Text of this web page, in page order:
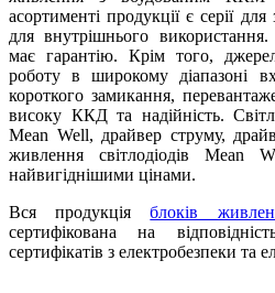
асортименті продукції є серії
для внутрішнього
має гарантію. Крім того,
роботу в широкому діапазоні
короткого замикання,
високу ККД та надійність.
Mean Well, драйвер струму,
живлення світлодіодів Mean
найвигіднішими цінами.
Вся продукціяблоків
сертифікована на
сертифікатів з електробезпеки та